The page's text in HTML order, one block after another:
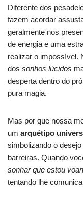
Diferente dos
fazem acordar
geralmente nos
de energia e uma
realizar o impossível.
dos sonhos lúcidos
desperta dentro do
pura magia.
Mas por que nossa
um arquétipo
simbolizando o
barreiras. Quando
sonhar que estou
tentando lhe